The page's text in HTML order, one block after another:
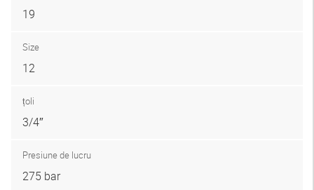
19
Size
12
țoli
3/4″
Presiune de lucru
275 bar